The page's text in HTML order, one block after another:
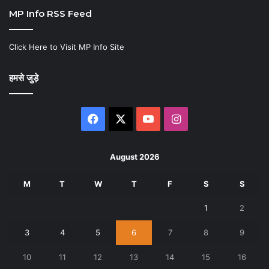
MP Info RSS Feed
Click Here to Visit MP Info Site
हमसे जुड़े
Facebook YouTubeInstagram
August 2026
M T W T F S S
1 2
3 4 5 6 7 8 9
10 11 12 13 14 15 16